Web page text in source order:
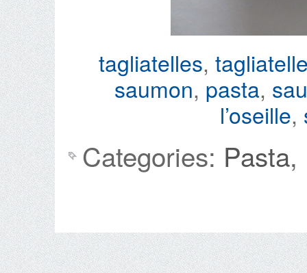
tagliatelles,
saumon, pasta,
l’oseille,
Categories: Pasta,